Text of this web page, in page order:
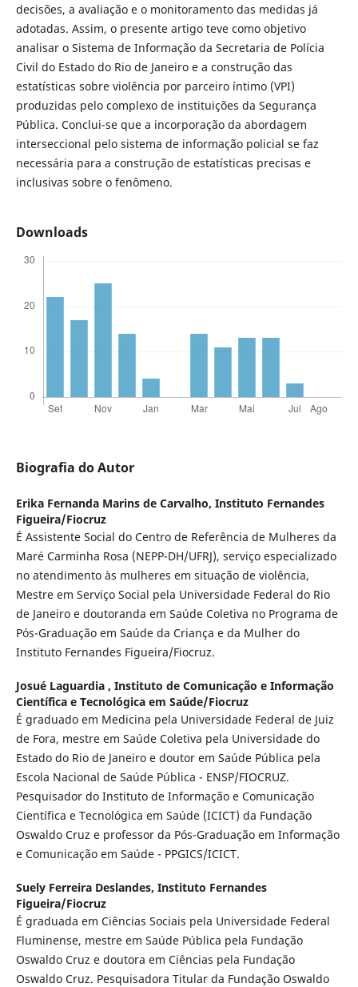
decisões, a avaliação e o monitoramento das medidas já
adotadas. Assim, o presente artigo teve como objetivo
analisar o Sistema de Informação da Secretaria de Polícia
Civil do Estado do Rio de Janeiro e a construção das
estatísticas sobre violência por parceiro íntimo (VPI)
produzidas pelo complexo de instituições da Segurança
Pública. Conclui-se que a incorporação da abordagem
interseccional pelo sistema de informação policial se faz
necessária para a construção de estatísticas precisas e
inclusivas sobre o fenômeno.
Downloads
Biografia do Autor
Erika Fernanda Marins de Carvalho, Instituto Fernandes
Figueira/Fiocruz
É Assistente Social do Centro de Referência de Mulheres da
Maré Carminha Rosa (NEPP-DH/UFRJ), serviço especializado
no atendimento às mulheres em situação de violência,
Mestre em Serviço Social pela Universidade Federal do Rio
de Janeiro e doutoranda em Saúde Coletiva no Programa de
Pós-Graduação em Saúde da Criança e da Mulher do
Instituto Fernandes Figueira/Fiocruz.
Josué Laguardia , Instituto de Comunicação e Informação
Científica e Tecnológica em Saúde/Fiocruz
É graduado em Medicina pela Universidade Federal de Juiz
de Fora, mestre em Saúde Coletiva pela Universidade do
Estado do Rio de Janeiro e doutor em Saúde Pública pela
Escola Nacional de Saúde Pública - ENSP/FIOCRUZ.
Pesquisador do Instituto de Informação e Comunicação
Científica e Tecnológica em Saúde (ICICT) da Fundação
Oswaldo Cruz e professor da Pós-Graduação em Informação
e Comunicação em Saúde - PPGICS/ICICT.
Suely Ferreira Deslandes, Instituto Fernandes
Figueira/Fiocruz
É graduada em Ciências Sociais pela Universidade Federal
Fluminense, mestre em Saúde Pública pela Fundação
Oswaldo Cruz e doutora em Ciências pela Fundação
Oswaldo Cruz. Pesquisadora Titular da Fundação Oswaldo